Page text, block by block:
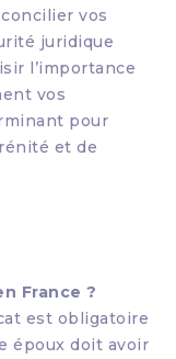
vos
juridique
l’importance
vos
pour
et de
France ?
est obligatoire
époux doit avoir